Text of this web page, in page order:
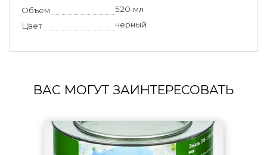
Объем
520 мл
Цвет
черный
ВАС МОГУТ ЗАИНТЕРЕСОВАТЬ